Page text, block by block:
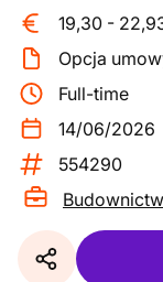
19,30 -
Opcja
Full-time
14/06/2026
554290